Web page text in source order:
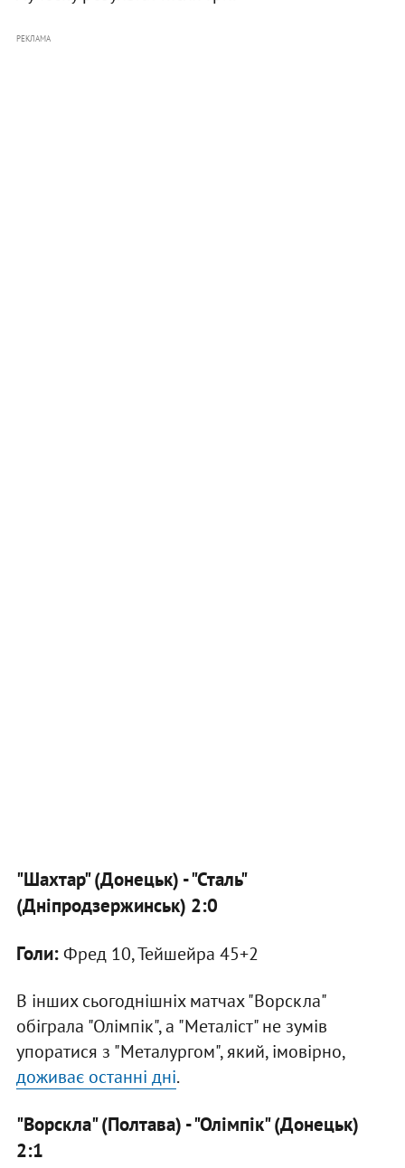
РЕКЛАМА
"Шахтар" (Донецьк) - "Сталь"
(Дніпродзержинськ) 2:0
Голи:Фред 10, Тейшейра 45+2
В інших сьогоднішніх матчах "Ворскла"
обіграла "Олімпік", а "Металіст" не зумів
упоратися з "Металургом", який, імовірно,
доживає останні дні.
"Ворскла" (Полтава) - "Олімпік" (Донецьк)
2:1